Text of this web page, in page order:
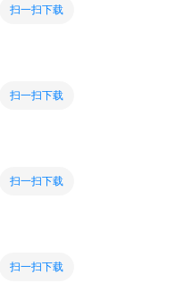
扫一扫下载
扫一扫下载
扫一扫下载
扫一扫下载